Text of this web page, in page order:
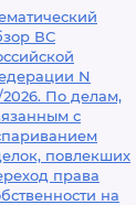
ВС
N
2026. По делам,
с
повлекших
права
на